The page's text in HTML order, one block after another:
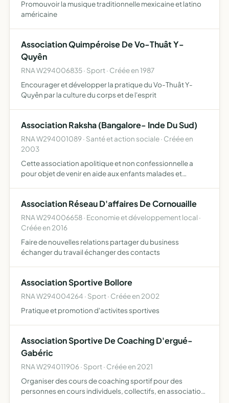
Promouvoir la musique traditionnelle mexicaine et latino
américaine
Association Quimpéroise De Vo-Thuât Y-
Quyên
RNA W294006835 · Sport · Créée en 1987
Encourager et développer la pratique du Vo-Thuât Y-
Quyên par la culture du corps et de l'esprit
Association Raksha (Bangalore- Inde Du Sud)
RNA W294001089 · Santé et action sociale · Créée en
2003
Cette association apolitique et non confessionnelle a
pour objet de venir en aide aux enfants malades et
Association Réseau D'affaires De Cornouaille
RNA W294006658 · Economie et développement local ·
Créée en 2016
Faire de nouvelles relations partager du business
échanger du travail échanger des contacts
Association Sportive Bollore
RNA W294004264 · Sport · Créée en 2002
Pratique et promotion d'activites sportives
Association Sportive De Coaching D'ergué-
Gabéric
RNA W294011906 · Sport · Créée en 2021
Organiser des cours de coaching sportif pour des
personnes en cours individuels, collectifs, en association